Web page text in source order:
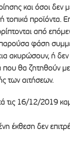
και όσοι δεν
τοπικά προϊόντα.
από
φάση
ακυρώσουν, ή
που θα ζητηθούν
των αιτήσεων.
τις 16/12/2019
έκθεση δεν